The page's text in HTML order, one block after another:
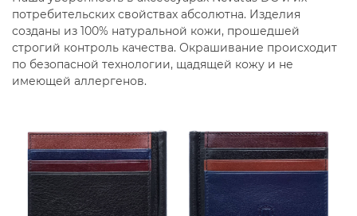
потребительских свойствах абсолютна. Изделия
созданы из 100% натуральной кожи, прошедшей
строгий контроль качества. Окрашивание происходит
по безопасной технологии, щадящей кожу и не
имеющей аллергенов.